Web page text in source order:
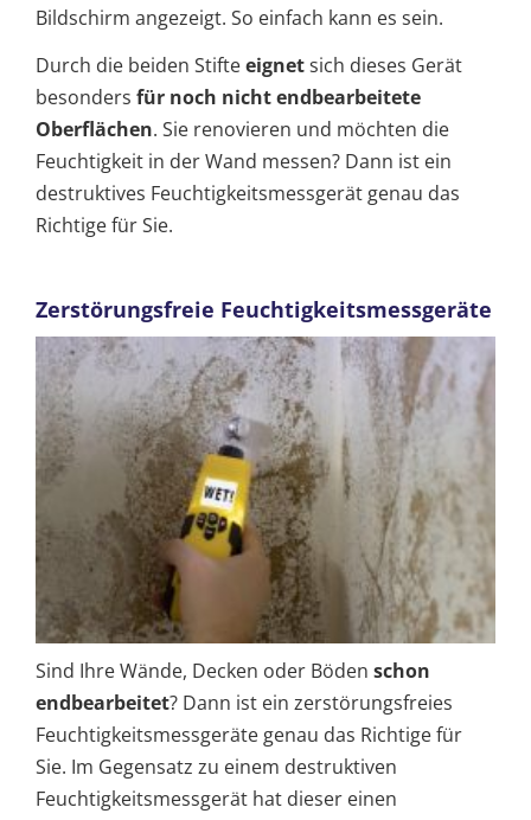
Bildschirm angezeigt. So einfach kann es sein.
Durch die beiden Stifteeignetsich dieses Gerät
besonders für noch nicht endbearbeitete
Oberflächen. Sie renovieren und möchten die
Feuchtigkeit in der Wand messen? Dann ist ein
destruktives Feuchtigkeitsmessgerät genau das
Richtige für Sie.
Zerstörungsfreie Feuchtigkeitsmessgeräte
Sind Ihre Wände, Decken oder Böden schon
endbearbeitet? Dann ist ein zerstörungsfreies
Feuchtigkeitsmessgeräte genau das Richtige für
Sie. Im Gegensatz zu einem destruktiven
Feuchtigkeitsmessgerät hat dieser einen